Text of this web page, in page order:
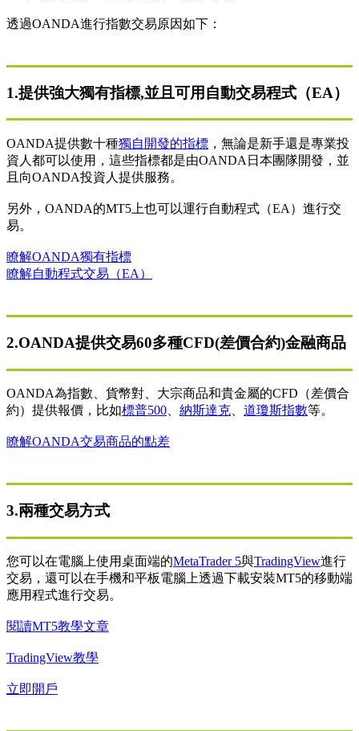
透過OANDA進行指數交易原因如下：
1.提供強大獨有指標,並且可用自動交易程式（EA）
OANDA提供數十種獨自開發的指標 ，無論是新手還是專業投
資人都可以使用，這些指標都是由OANDA日本團隊開發，並
且向OANDA投資人提供服務。
另外，OANDA的MT5上也可以運行自動程式（EA）進行交
易。
瞭解OANDA獨有指標
瞭解自動程式交易（EA）
2.OANDA提供交易60多種CFD(差價合約)金融商品
OANDA為指數、貨幣對、大宗商品和貴金屬的CFD（差價合
約）提供報價，比如標普500 納斯達克 道瓊斯指數等。
瞭解OANDA交易商品的點差
3.兩種交易方式
您可以在電腦上使用桌面端的MetaTrader 5與TradingView進行
交易，還可以在手機和平板電腦上透過下載安裝MT5的移動端
應用程式進行交易。
閱讀MT5教學文章
TradingView教學
立即開戶